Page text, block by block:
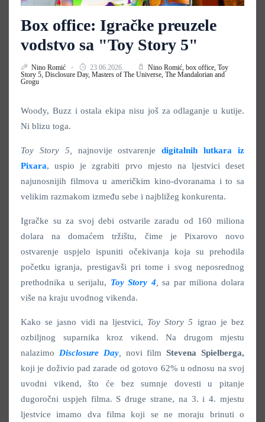
Box office: Igračke preuzele
vodstvo sa "Toy Story 5"
Nino Romić 23.06.2026. Nino Romić, box office, Toy
Story 5, Disclosure Day, Masters of The Universe, The Mandalorian and
Grogu
Woody, Buzz i ostala ekipa nisu još za odlaganje u kutije.
Ni blizu toga.
Toy Story 5, najnovije ostvarenjedigitalnih lutkara iz
Pixara, uspio je zgrabiti prvo mjesto na ljestvici deset
najunosnijih filmova u američkim kino-dvoranama i to sa
velikim razmakom između sebe i najbližeg konkurenta.
Igračke su za svoj debi ostvarile zaradu od 160 miliona
dolara na domaćem tržištu, čime je Pixarovo novo
ostvarenje uspjelo ispuniti očekivanja koja su prehodila
početku igranja, prestigavši pri tome i svog neposrednog
prethodnika u serijalu, Toy Story 4 ,sa par miliona dolara
više na kraju uvodnog vikenda.
Kako se jasno vidi na ljestvici, Toy Story 5 igrao je bez
ozbiljnog suparnika kroz vikend. Na drugom mjestu
nalazimo Disclosure Day, novi filmStevena Spielberga,
koji je doživio pad zarade od gotovo 62% u odnosu na svoj
uvodni vikend, što će bez sumnje dovesti u pitanje
dugoročni uspjeh filma. S druge strane, na 3. i 4. mjestu
ljestvice imamo dva filma koji se ne moraju brinuti o